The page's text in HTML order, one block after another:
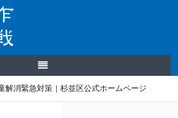
解消緊急対策｜杉並区公式ホームページ